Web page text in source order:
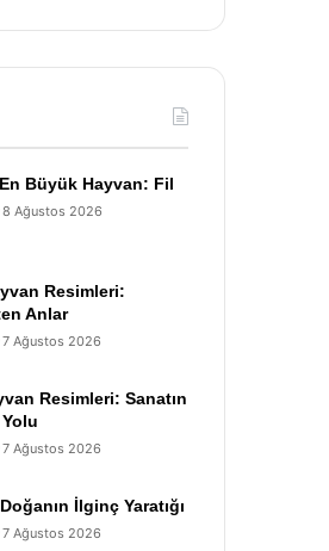
Büyük Hayvan: Fil
8 Ağustos 2026
Resimleri:
Anlar
7 Ağustos 2026
Resimleri: Sanatın
7 Ağustos 2026
İlginç Yaratığı
7 Ağustos 2026